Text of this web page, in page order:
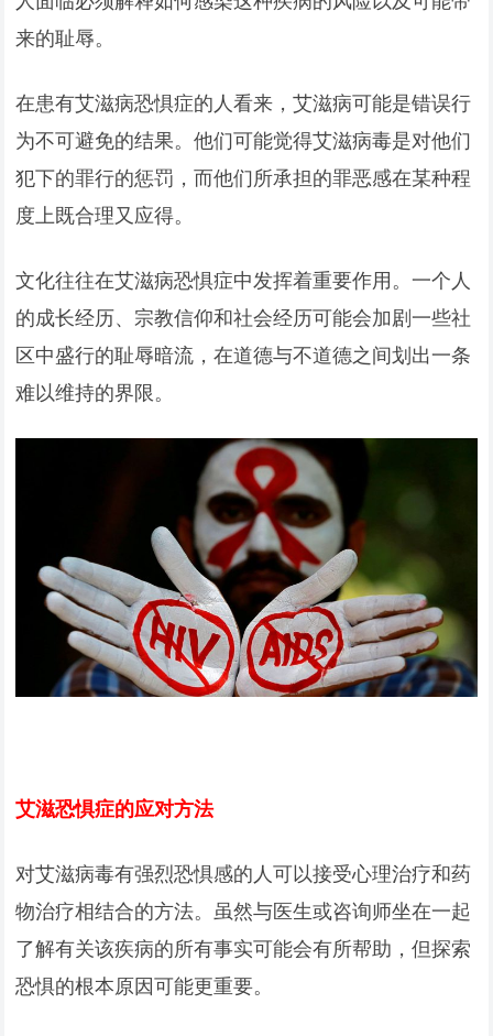
来的耻辱。
在患有艾滋病恐惧症的人看来，艾滋病可能是错误行
为不可避免的结果。他们可能觉得艾滋病毒是对他们
犯下的罪行的惩罚，而他们所承担的罪恶感在某种程
度上既合理又应得。
文化往往在艾滋病恐惧症中发挥着重要作用。一个人
的成长经历、宗教信仰和社会经历可能会加剧一些社
区中盛行的耻辱暗流，在道德与不道德之间划出一条
难以维持的界限。
艾滋恐惧症的应对方法
对艾滋病毒有强烈恐惧感的人可以接受心理治疗和药
物治疗相结合的方法。虽然与医生或咨询师坐在一起
了解有关该疾病的所有事实可能会有所帮助，但探索
恐惧的根本原因可能更重要。